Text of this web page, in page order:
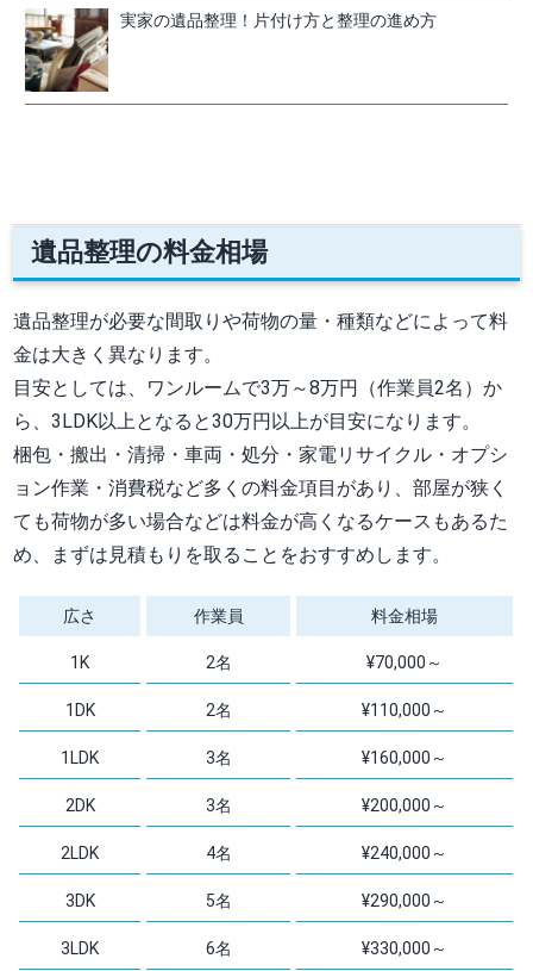
実家の遺品整理！片付け方と整理の進め方
遺品整理の料金相場
遺品整理が必要な間取りや荷物の量・種類などによって料
金は大きく異なります。
目安としては、ワンルームで3万～8万円（作業員2名）か
ら、3LDK以上となると30万円以上が目安になります。
梱包・搬出・清掃・車両・処分・家電リサイクル・オプシ
ョン作業・消費税など多くの料金項目があり、部屋が狭く
ても荷物が多い場合などは料金が高くなるケースもあるた
め、まずは見積もりを取ることをおすすめします。
広さ 作業員 料金相場
1K 2名 ¥70,000～
1DK 2名 ¥110,000～
1LDK 3名 ¥160,000～
2DK 3名 ¥200,000～
2LDK 4名 ¥240,000～
3DK 5名 ¥290,000～
3LDK 6名 ¥330,000～